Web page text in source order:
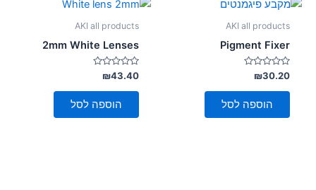
AKI all products
Pigment Fixer
דורג
0
מתוך
₪30.20
הוספה לסל
AKI all products
2mm White Lenses
דורג
0
מתוך
₪43.40
הוספה לסל